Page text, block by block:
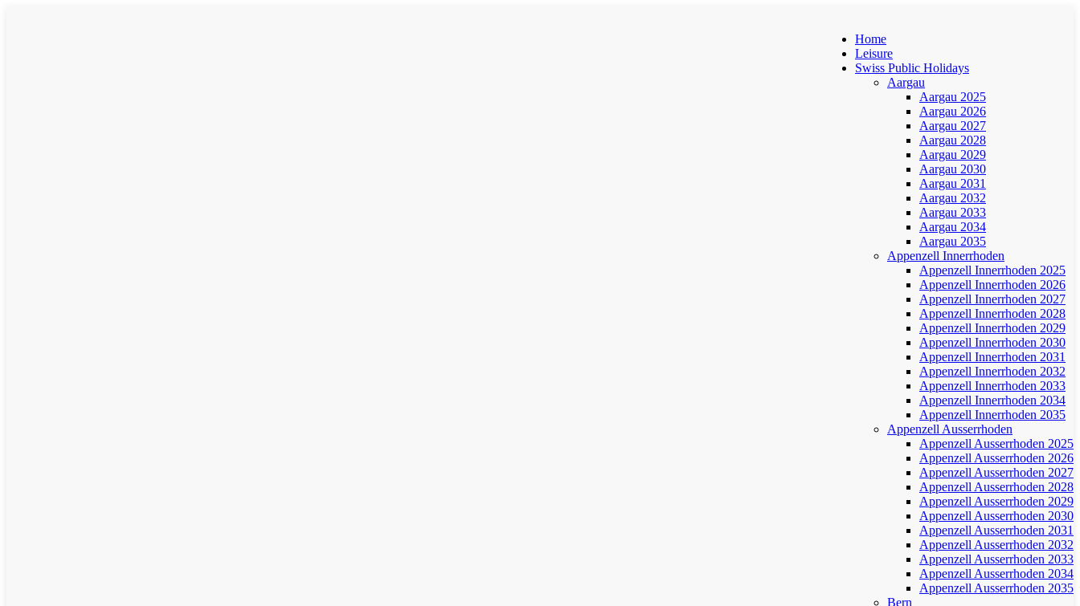
Home
Leisure
Swiss Public Holidays
Aargau
Aargau 2025
Aargau 2026
Aargau 2027
Aargau 2028
Aargau 2029
Aargau 2030
Aargau 2031
Aargau 2032
Aargau 2033
Aargau 2034
Aargau 2035
Appenzell Innerrhoden
Appenzell Innerrhoden 2025
Appenzell Innerrhoden 2026
Appenzell Innerrhoden 2027
Appenzell Innerrhoden 2028
Appenzell Innerrhoden 2029
Appenzell Innerrhoden 2030
Appenzell Innerrhoden 2031
Appenzell Innerrhoden 2032
Appenzell Innerrhoden 2033
Appenzell Innerrhoden 2034
Appenzell Innerrhoden 2035
Appenzell Ausserrhoden
Appenzell Ausserrhoden 2025
Appenzell Ausserrhoden 2026
Appenzell Ausserrhoden 2027
Appenzell Ausserrhoden 2028
Appenzell Ausserrhoden 2029
Appenzell Ausserrhoden 2030
Appenzell Ausserrhoden 2031
Appenzell Ausserrhoden 2032
Appenzell Ausserrhoden 2033
Appenzell Ausserrhoden 2034
Appenzell Ausserrhoden 2035
Bern